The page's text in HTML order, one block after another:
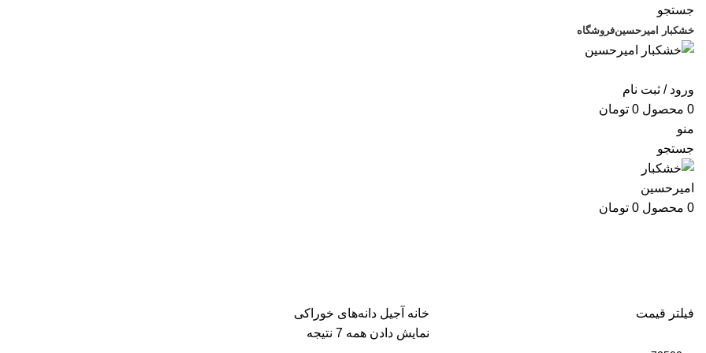
جستجو
خشکبار امیرحسینفروشگاه
ورود / ثبت نام
0 محصول 0 تومان
منو
جستجو
0 محصول 0 تومان
فیلتر قیمت خانه آجیل دانه‌‌‌‌‌‌های خوراکی
نمایش دادن همه 7 نتیجه